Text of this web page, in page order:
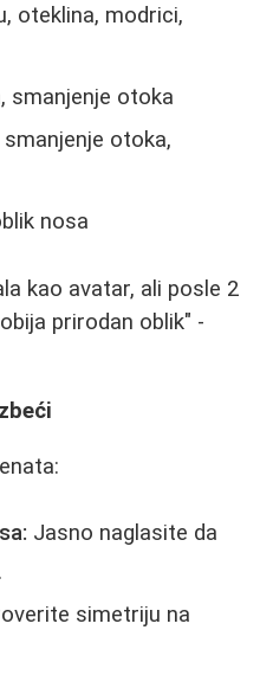
oteklina, modrici,
smanjenje otoka
otoka,
nosa
kao avatar, ali posle 2
prirodan oblik" -
Jasno naglasite da
simetriju na